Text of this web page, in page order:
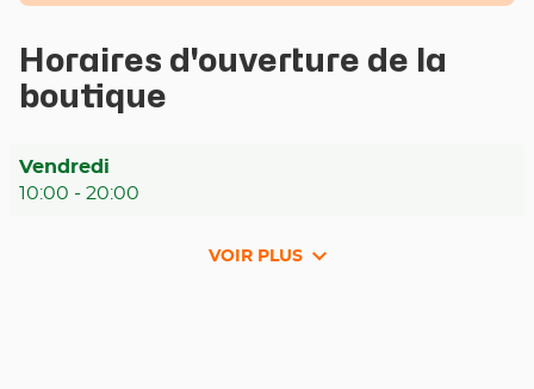
Horaires d'ouverture de la
boutique
Horaires
d'ouverture
Vendredi
10:00 - 20:00
VOIR PLUS
et